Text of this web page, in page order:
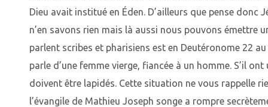
Dieu avait institué en Éden. D’ailleurs que pense donc
n’en savons rien mais là aussi nous pouvons émettre
parlent scribes et pharisiens est en Deutéronome 22
parle d’une femme vierge, fiancée à un homme. S’il
doivent être lapidés. Cette situation ne vous rappelle
l’évangile de Mathieu Joseph songe a rompre